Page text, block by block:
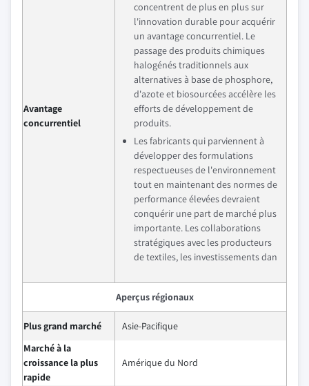
Avantage
concurrentiel
concentrent de plus en plus sur
l'innovation durable pour acquérir
un avantage concurrentiel. Le
passage des produits chimiques
halogénés traditionnels aux
alternatives à base de phosphore,
d'azote et biosourcées accélère les
efforts de développement de
produits.
Les fabricants qui parviennent à
développer des formulations
respectueuses de l'environnement
tout en maintenant des normes de
performance élevées devraient
conquérir une part de marché plus
importante. Les collaborations
stratégiques avec les producteurs
de textiles, les investissements dan
Aperçus régionaux
Plus grand marché
Asie-Pacifique
Marché à la
croissance la plus
rapide
Amérique du Nord